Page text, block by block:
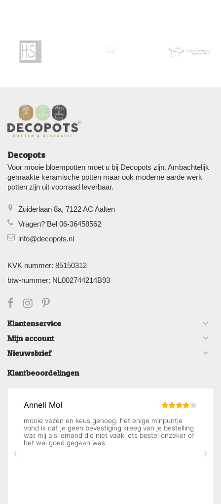
Decopots
Voor mooie bloempotten moet u bij Decopots zijn. Ambachtelijk
gemaakte keramische potten maar ook moderne aarde werk
potten zijn uit voorraad leverbaar.
Zuiderlaan 8a, 7122 AC Aalten
Vragen? Bel 06-36458562
info@decopots.nl
KVK nummer: 85150312
btw-nummer: NL002744214B93
Klantenservice
Mijn account
Nieuwsbrief
Klantbeoordelingen